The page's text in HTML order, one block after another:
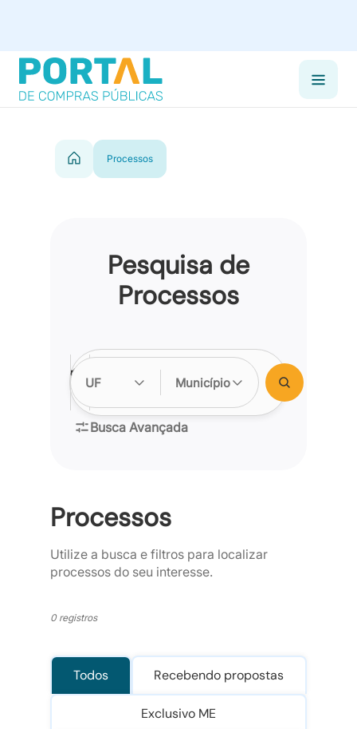
Processos
Pesquisa de
Processos
Processo:
Órgão:
UF Município
Busca Avançada
Processos
Utilize a busca e filtros para localizar
processos do seu interesse.
0 registros
Todos Recebendo propostas
Exclusivo ME